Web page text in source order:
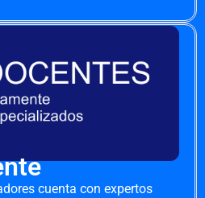
cuenta con expertos